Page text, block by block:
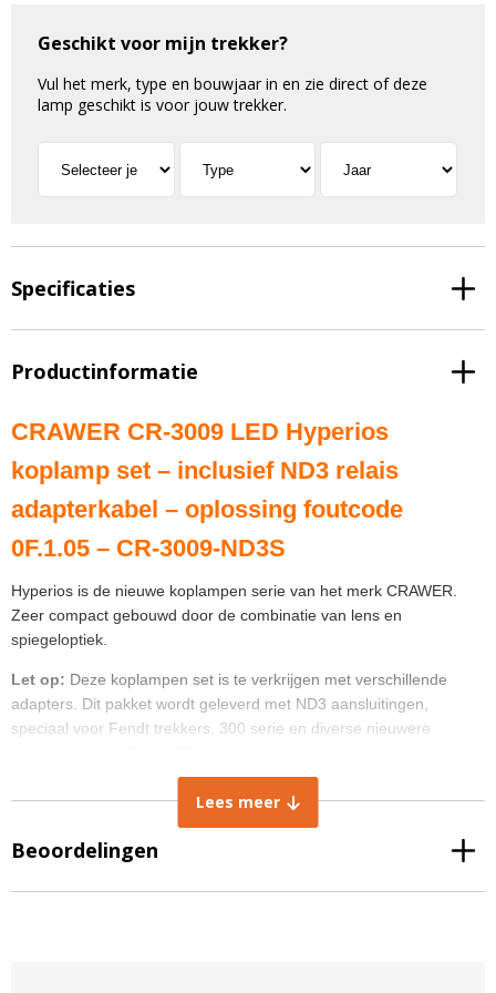
Geschikt voor mijn trekker?
Vul het merk, type en bouwjaar in en zie direct of deze
lamp geschikt is voor jouw trekker.
Specificaties
Productinformatie
CRAWER CR-3009 LED Hyperios
koplamp set – inclusief ND3 relais
adapterkabel – oplossing foutcode
0F.1.05 – CR-3009-ND3S
Hyperios is de nieuwe koplampen serie van het merk CRAWER.
Zeer compact gebouwd door de combinatie van lens en
spiegeloptiek.
Let op: Deze koplampen set is te verkrijgen met verschillende
adapters. Dit pakket wordt geleverd met ND3 aansluitingen,
speciaal voor Fendt trekkers, 300 serie en diverse nieuwere
Mocht je een andere Fendt hebben, heb je een
Heb je een andere trekker dan Fendt? Dan heb je hetND1 pakket
Mocht je twijfelen of de lamp op jou trekker past,
neem contact met
onsop om dit kort te sluiten.Of klik hierom naar onze LED-Guide
Lees meer
Beoordelingen